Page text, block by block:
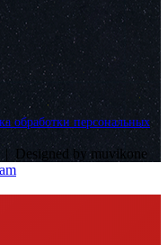
обработки персональных
| Designed by muvikone